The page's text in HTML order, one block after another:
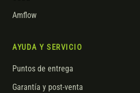
Amflow
AYUDA Y SERVICIO
Puntos de entrega
Garantía y post-venta